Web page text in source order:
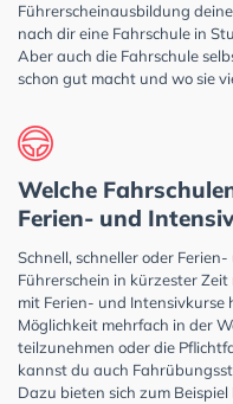
Führerscheinausbildung
nach dir eine Fahrschule in
Aber auch die Fahrschule
schon gut macht und wo sie
Welche
Ferien- und
Schnell, schneller oder
Führerschein in kürzester
mit Ferien- und
Möglichkeit mehrfach in der
teilzunehmen oder die
kannst du auch
Dazu bieten sich zum